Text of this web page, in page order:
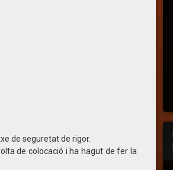
de seguretat de rigor.
de colocació i ha hagut de fer la